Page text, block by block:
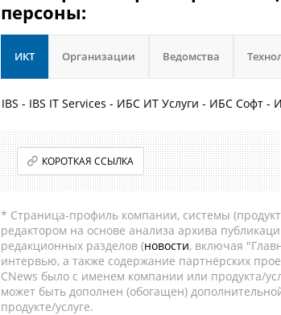
персоны:
ИКТ Организации Ведомства
IBS - IBS IT Services - ИБС ИТ Услуги - ИБС Софт
КОРОТКАЯ ССЫЛКА
* Страница-профиль компании, системы
редактором на основе анализа архива
редакционных разделов (новости, включая
интервью, а также содержание партнёрских
CNews было с именем компании или продукта/
может быть дополнен (обогащен)
продукте/услуге.